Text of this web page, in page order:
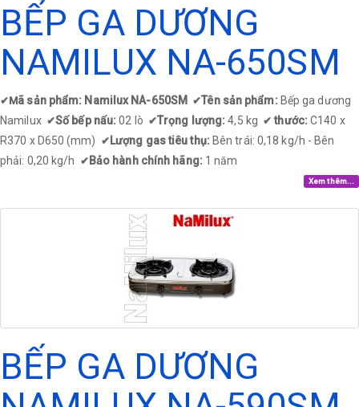
BẾP GA DƯƠNG
NAMILUX NA-650SM
✔Mã sản phẩm: Namilux NA-650SM ✔Tên sản phẩm: Bếp ga dương
Namilux ✔Số bếp nấu: 02 lò ✔Trọng lượng:4,5 kg ✔ thước: C140 x
R370 x D650 (mm) ✔ Lượng gas tiêu thụ: Bên trái: 0,18 kg/h - Bên
phải: 0,20 kg/h ✔ Bảo hành chính hãng: 1 năm
Xem thêm...
BẾP GA DƯƠNG